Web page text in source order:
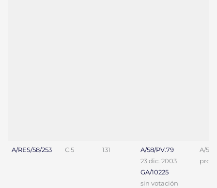
A/RES/58/253 C.5 131
A/58/PV.79
23 dic. 2003
GA/10225
sin votación
A/58/
proy.